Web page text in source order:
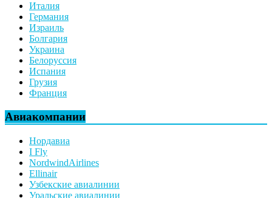
Италия
Германия
Израиль
Болгария
Украина
Белоруссия
Испания
Грузия
Франция
Авиакомпании
Нордавиа
I Fly
NordwindAirlines
Ellinair
Узбекские авиалинии
Уральские авиалинии